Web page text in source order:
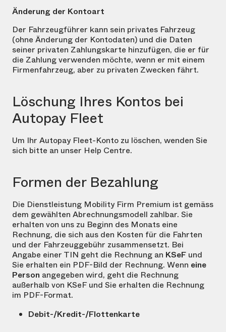
Änderung der Kontoart
Der Fahrzeugführer kann sein privates Fahrzeug
(ohne Änderung der Kontodaten) und die Daten
seiner privaten Zahlungskarte hinzufügen, die er für
die Zahlung verwenden möchte, wenn er mit einem
Firmenfahrzeug, aber zu privaten Zwecken fährt.
Löschung Ihres Kontos bei
Autopay Fleet
Um Ihr Autopay Fleet-Konto zu löschen, wenden Sie
sich bitte an unser Help Centre.
Formen der Bezahlung
Die Dienstleistung Mobility Firm Premium ist gemäss
dem gewählten Abrechnungsmodell zahlbar. Sie
erhalten von uns zu Beginn des Monats eine
Rechnung, die sich aus den Kosten für die Fahrten
und der Fahrzeuggebühr zusammensetzt. Bei
Angabe einer TIN geht die Rechnung an KSeF und
Sie erhalten ein PDF-Bild der Rechnung. Wenn eine
Person angegeben wird, geht die Rechnung
außerhalb von KSeF und Sie erhalten die Rechnung
im PDF-Format.
Debit-/Kredit-/Flottenkarte